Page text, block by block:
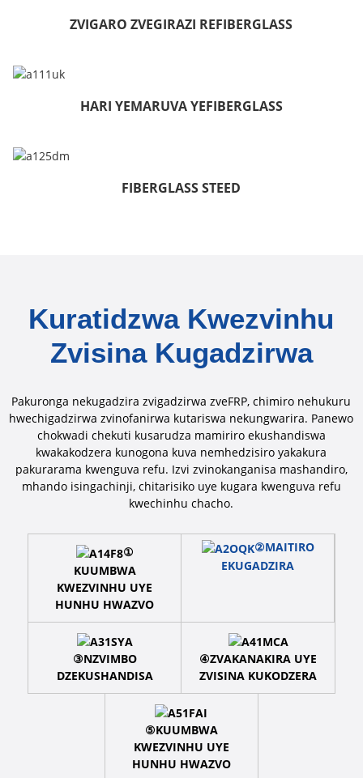
ZVIGARO ZVEGIRAZI REFIBERGLASS
HARI YEMARUVA YEFIBERGLASS
FIBERGLASS STEED
Kuratidzwa Kwezvinhu
Zvisina Kugadzirwa
Pakuronga nekugadzira zvigadzirwa zveFRP, chimiro nehukuru
hwechigadzirwa zvinofanirwa kutariswa nekungwarira. Panewo
chokwadi chekuti kusarudza mamiriro ekushandiswa
kwakakodzera kunogona kuva nemhedzisiro yakakura
pakurarama kwenguva refu. Izvi zvinokanganisa mashandiro,
mhando isingachinji, chitarisiko uye kugara kwenguva refu
kwechinhu chacho.
①
KUUMBWA
KWEZVINHU UYE
HUNHU HWAZVO
②MAITIRO
EKUGADZIRA
③NZVIMBO
DZEKUSHANDISA
④ZVAKANAKIRA UYE
ZVISINA KUKODZERA
⑤KUUMBWA
KWEZVINHU UYE
HUNHU HWAZVO